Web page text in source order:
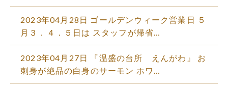
2023年04月28日 ゴールデンウィーク営業日 ５
月３．４．５日は スタッフが帰省…
2023年04月27日
『温盛の台所 えんがわ』 お
刺身が絶品の白身のサーモン ホワ…